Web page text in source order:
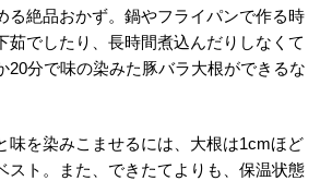
る絶品おかず。鍋やフライパンで作る時
茹でしたり、長時間煮込んだりしなくて
20分で味の染みた豚バラ大根ができるな
味を染みこませるには、大根は1cmほど
スト。また、できたてよりも、保温状態